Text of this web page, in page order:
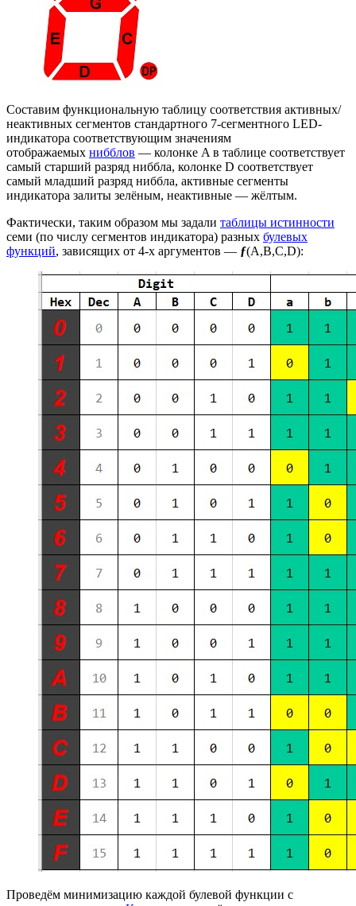
Составим функциональную таблицу соответствия активных/
неактивных сегментов стандартного 7-сегментного LED-
индикатора соответствующим значениям
отображаемых нибблов — колонке A в таблице соответствует
самый старший разряд ниббла, колонке D соответствует
самый младший разряд ниббла, активные сегменты
индикатора залиты зелёным, неактивные — жёлтым.
Фактически, таким образом мы задали таблицы истинности
семи (по числу сегментов индикатора) разных булевых
функций, зависящих от 4-х аргументов — ƒ(A,B,C,D):
Проведём минимизацию каждой булевой функции с